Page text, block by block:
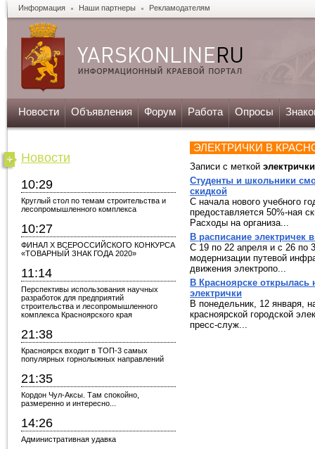
Информация Наши партнеры Рекламодателям
Новости Объявления Форум Работа Опросы
Новости
10:29
Круглый стол по темам строительства и
лесопромышленного комплекса
10:27
ФИНАЛ X ВСЕРОССИЙСКОГО КОНКУРСА
«ТОВАРНЫЙ ЗНАК ГОДА 2020»
11:14
Перспективы использования научных
разработок для предприятий
строительства и лесопромышленного
комплекса Красноярского края
21:38
Красноярск входит в ТОП-3 самых
популярных горнолыжных направлений
21:35
Кордон Чул-Аксы. Там спокойно,
размеренно и интересно...
14:26
Административная удавка
ЭЛЕКТРИЧКИ В
Записи с меткой
Студенты и школьники
скидкой
С начала нового учебного
предоставляется 50%-ная
Расходы на организа...
В расписание
С 19 по 22 апреля и с 26 по
модернизации путевой
движения электропо...
В Красноярске
электрички
В понедельник, 12 января,
красноярской городской
пресс-служ...